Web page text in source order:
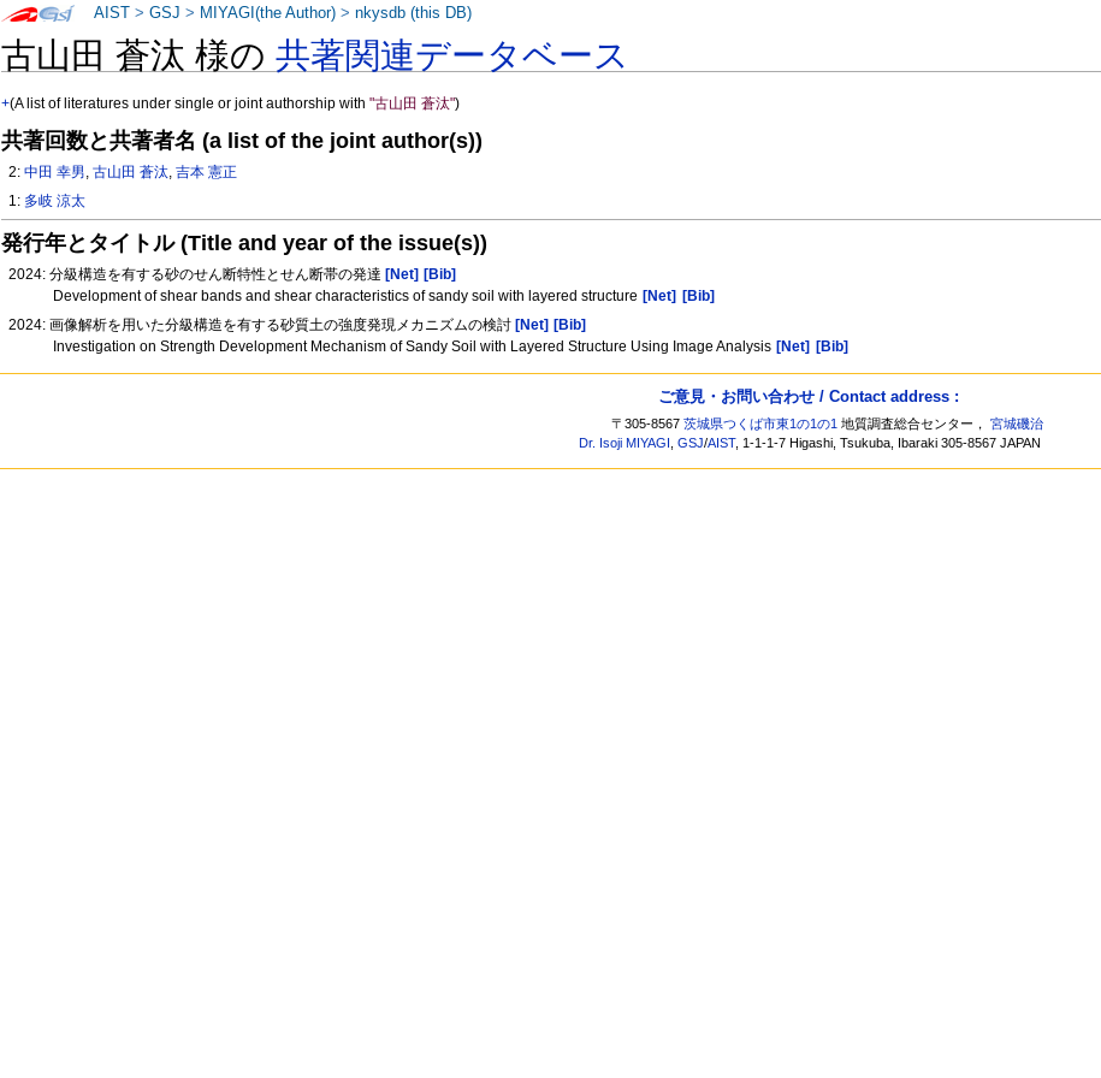
古山田 蒼汰 様の共著関連データベース
+(A list of literatures under single or joint authorship with"古山田 蒼汰")
共著回数と共著者名 (a list of the joint author(s))
2:中田 幸男,古山田 蒼汰,吉本 憲正
1: 多岐 涼太
発行年とタイトル (Title and year of the issue(s))
2024: 分級構造を有する砂のせん断特性とせん断帯の発達 [Net] [Bib]
Development of shear bands and shear characteristics of sandy soil with layered structure [Net]
[Bib]
2024: 画像解析を用いた分級構造を有する砂質土の強度発現メカニズムの検討 [Net] [Bib]
Investigation on Strength Development Mechanism of Sandy Soil with Layered Structure Using Image Analysis [Net] [Bib]
AIST >GSJ > MIYAGI(the Author) >nkysdb (this DB)
ご意見・お問い合わせ / Contact address :
〒305-8567茨城県つくば市東1の1の1 地質調査総合センター，宮城磯治
Dr. Isoji MIYAGI ,GSJ/AIST, 1-1-1-7 Higashi, Tsukuba, Ibaraki 305-8567 JAPAN